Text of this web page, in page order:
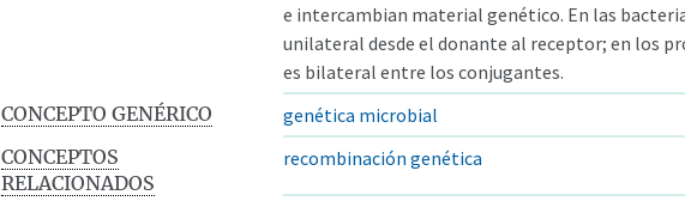
e intercambian material genético. En las
unilateral desde el donante al receptor; en los
es bilateral entre los conjugantes.
CONCEPTO GENÉRICO
genética microbial
CONCEPTOS
RELACIONADOS
recombinación genética